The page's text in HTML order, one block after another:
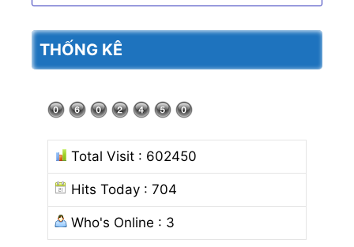
kiếm
cho:
THỐNG KÊ
Total Visit : 602450
Hits Today : 704
Who's Online : 3